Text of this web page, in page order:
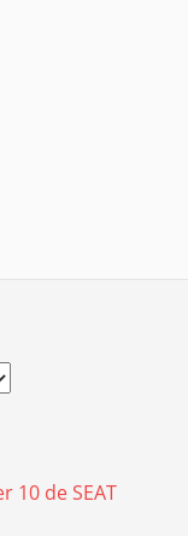
10 de SEAT